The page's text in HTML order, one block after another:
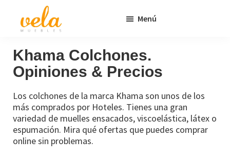
principal
página
Muebles
Baratos
Online
Outlet
Menú
Khama Colchones.
Opiniones & Precios
Los colchones de la marca Khama son unos de los
más comprados por Hoteles. Tienes una gran
variedad de muelles ensacados, viscoelástica, látex o
espumación. Mira qué ofertas que puedes comprar
online sin problemas.